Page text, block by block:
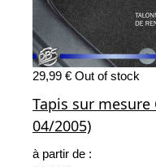
29,99 € Out of stock
Tapis sur mesure
04/2005)
à partir de :